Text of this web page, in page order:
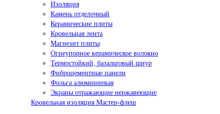
Изоляция
Камень отделочный
Керамические плиты
Кровельная лента
Магнезит плиты
Огнеупорное керамическое волокно
Термостойкий, базальтовый шнур
Фиброцементные панели
Фольга алюминиевая
Экраны отражающие нержавеющие
Кровельная изоляция Мастер-флеш